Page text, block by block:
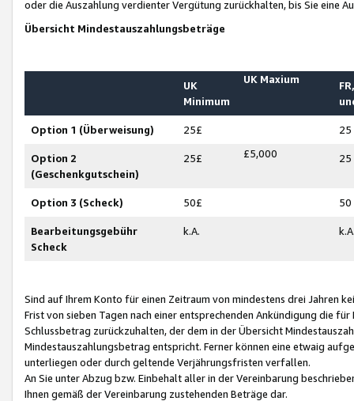
oder die Auszahlung verdienter Vergütung zurückhalten, bis Sie
Übersicht Mindestauszahlungsbeträge
UK
Minimum
UK Maxium
Option 1 (Überweisung) 25£ 25
Option 2
(Geschenkgutschein)
25£ £5,000 25
Option 3 (Scheck) 50£ 50
Bearbeitungsgebühr
Scheck
k.A.
Sind auf Ihrem Konto für einen Zeitraum von mindestens drei Jahren
Frist von sieben Tagen nach einer entsprechenden Ankündigung die
Schlussbetrag zurückzuhalten, der dem in der Übersicht
Mindestauszahlungsbetrag entspricht. Ferner können eine etwaig
unterliegen oder durch geltende Verjährungsfristen verfallen.
An Sie unter Abzug bzw. Einbehalt aller in der Vereinbarung
Ihnen gemäß der Vereinbarung zustehenden Beträge dar.